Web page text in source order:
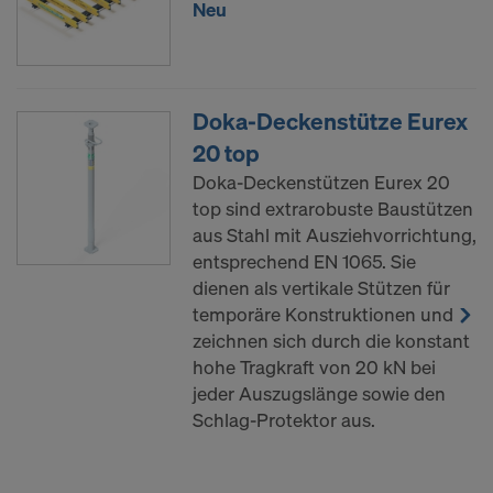
Neu
Doka-Deckenstütze Eurex
20 top
Doka-Deckenstützen Eurex 20
top sind extrarobuste Baustützen
aus Stahl mit Ausziehvorrichtung,
entsprechend EN 1065. Sie
dienen als vertikale Stützen für
temporäre Konstruktionen und
zeichnen sich durch die konstant
hohe Tragkraft von 20 kN bei
jeder Auszugslänge sowie den
Schlag-Protektor aus.
den von Ihnen mit den Checkboxen ausgewählten
auch Anbieter umfassen, die Daten in Drittstaaten
übermitteln, in denen kein
Angemessenheitsbeschluss nach Art 45 DSGVO
und keine angemessenen Garantien nach Art 46
DSGVO bestehen, erstreckt sich Ihre Einwilligung
auch hierauf. Hier kann das Risiko bestehen, dass
Ihre derart übermittelten Daten dem Zugriff durch
Behörden in diesen Drittstaaten zu Kontroll- und
Überwachungszwecken unterliegen und dagegen
keine wirksamen Rechtsbehelfe zur Verfügung
stehen. Sie können alle einwilligungspflichtigen
Cookies ablehnen, indem Sie auf "Ablehnen"